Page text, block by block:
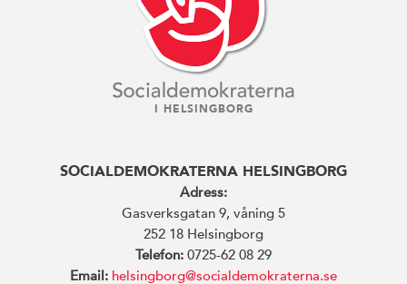
I HELSINGBORG
SOCIALDEMOKRATERNA HELSINGBORG
Adress:
Gasverksgatan 9, våning 5
252 18 Helsingborg
Telefon: 0725-62 08 29
Email: helsingborg@socialdemokraterna.se